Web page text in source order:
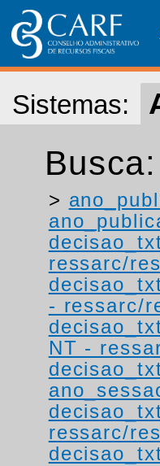
Sistemas:
Busca:
>
ressarc/
- ressarc/
NT -
ressarc/